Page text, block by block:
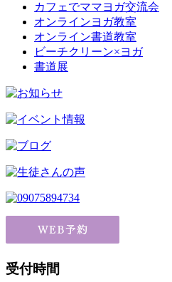
カフェでママヨガ交流会
オンラインヨガ教室
オンライン書道教室
ビーチクリーン×ヨガ
書道展
受付時間